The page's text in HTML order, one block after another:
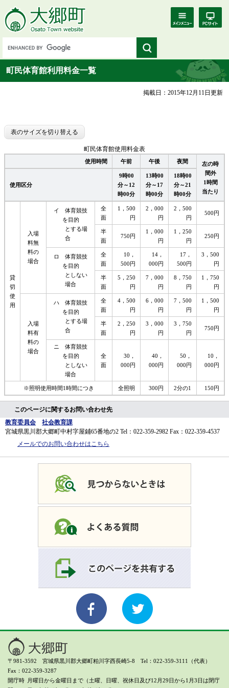
町民体育館利用料金一覧
掲載日：2015年12月11日更新
表のサイズを切り替える
町民体育館使用料金表
使用時間 午前 午後 夜間
左の時
間外
1時間
当たり
使用区分
9時00
分～12
時00分
13時00
分～17
時00分
18時00
分～21
時00分
貸
切
使
用
入場
料無
料の
場合
イ 体育競技
を目的
とする場
合
全
面
1，500
円
2，000
円
2，500
円
500円
半
面
750円
1，000
円
1，250
円
250円
ロ 体育競技
を目的
としない
場合
全
面
10，
500円
14，
000円
17，
500円
3，500
円
半
面
5，250
円
7，000
円
8，750
円
1，750
円
入場
料有
料の
場合
ハ 体育競技
を目的
とする場
合
全
面
4，500
円
6，000
円
7，500
円
1，500
円
半
面
2，250
円
3，000
円
3，750
円
750円
ニ 体育競技
を目的
としない
場合
全
面
30，
000円
40，
000円
50，
000円
10，
000円
※照明使用時間1時間につき 全照明 300円 2分の1 150円
このページに関するお問い合わせ先
教育委員会
社会教育課
宮城県黒川郡大郷町中村字屋鋪65番地の2 Tel：022-359-2982 Fax：022-359-4537
メールでのお問い合わせはこちら
〒981-3592 宮城県黒川郡大郷町粕川字西長崎5-8 Tel：022-359-3111（代表）
Fax：022-359-3287
開庁時 月曜日から金曜日まで（土曜、日曜、祝休日及び12月29日から1月3日は閉庁